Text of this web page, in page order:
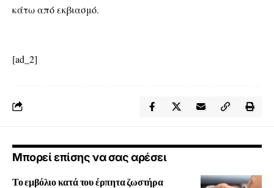
κάτω από εκβιασμό.
[ad_2]
Μπορεί επίσης να σας αρέσει
Το εμβόλιο κατά του έρπητα ζωστήρα